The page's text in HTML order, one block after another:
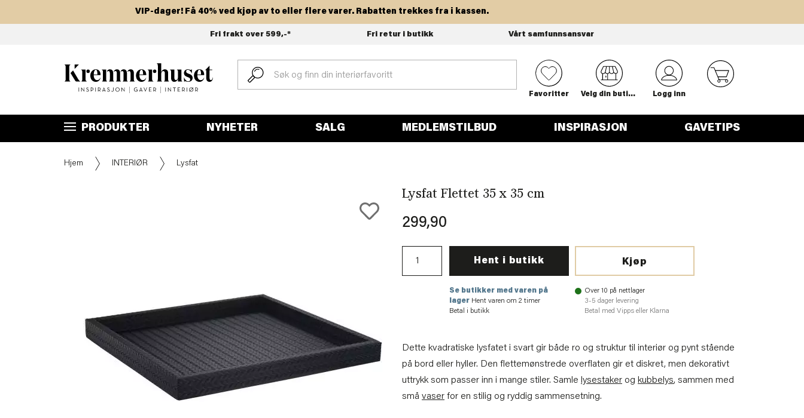
Hopp
VIP-dager! Få 40% ved kjøp av to eller flere varer. Rabatten trekkes fra i kassen.
Fri frakt over 599,-* Fri retur i butikk Vårt samfunnsansvar
0
Favoritter Velg din butikk Logg inn
PRODUKTER NYHETER SALG MEDLEMSTILBUD INSPIRASJON GAVETIPS
Hjem INTERIØR Lysfat
Lysfat Flettet 35 x 35 cm
299,90
Kjøp
Hent i butikk
Over 10 på nettlager
3-5 dager levering
Betal med Vipps eller Klarna
Se butikker med varen på
lagerHent varen om 2 timer
Betal i butikk
Dette kvadratiske lysfatet i svart gir både ro og struktur til interiør og pynt stående
på bord eller hyller. Den flettemønstrede overflaten gir et diskret, men dekorativt
uttrykk som passer inn i mange stiler. Samle lysestaker og kubbelys, sammen med
små vaser for en stilig og ryddig sammensetning.